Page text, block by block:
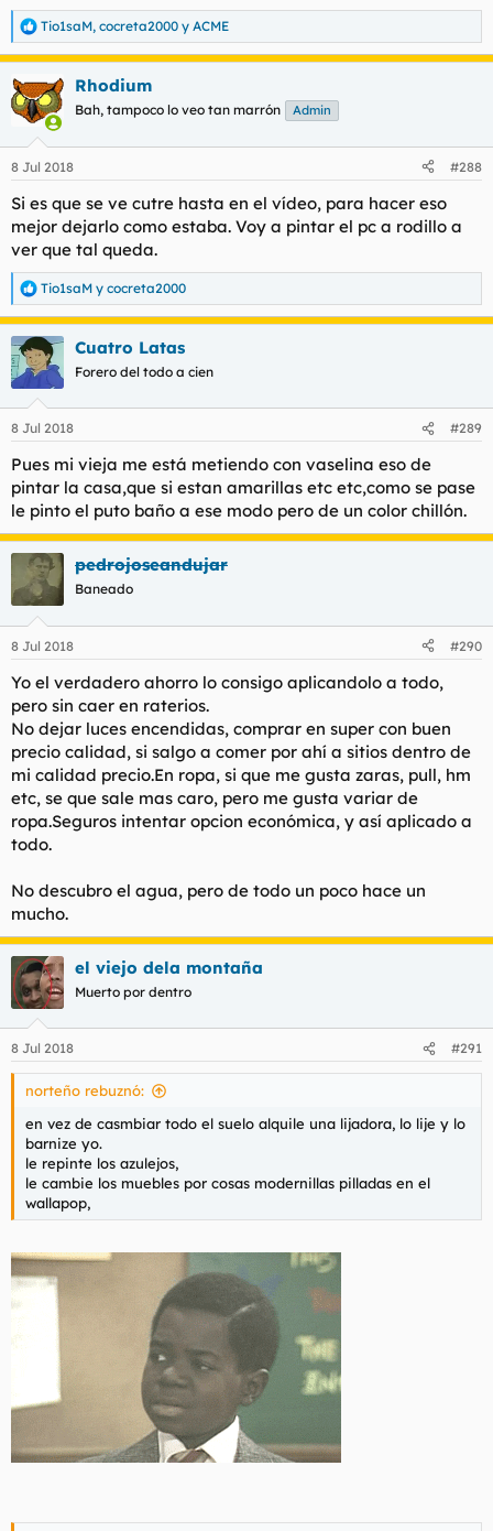
R
e
a
c
c
i
e
:
Tio1saM, cocreta2000 y ACME
Rhodium
Bah, tampoco lo veo tan marrón Admin
8 Jul 2018 #288
Si es que se ve cutre hasta en el vídeo, para hacer eso
mejor dejarlo como estaba. Voy a pintar el pc a rodillo a
ver que tal queda.
R
e
a
c
c
i
e
:
Tio1saM y cocreta2000
Cuatro Latas
Forero del todo a cien
8 Jul 2018 #289
Pues mi vieja me está metiendo con vaselina eso de
pintar la casa,que si estan amarillas etc etc,como se pase
le pinto el puto baño a ese modo pero de un color chillón.
pedrojoseandujar
Baneado
8 Jul 2018 #290
Yo el verdadero ahorro lo consigo aplicandolo a todo,
pero sin caer en raterios.
No dejar luces encendidas, comprar en super con buen
precio calidad, si salgo a comer por ahí a sitios dentro de
mi calidad precio.En ropa, si que me gusta zaras, pull, hm
etc, se que sale mas caro, pero me gusta variar de
ropa.Seguros intentar opcion económica, y así aplicado a
todo.
No descubro el agua, pero de todo un poco hace un
mucho.
el viejo dela montaña
Muerto por dentro
8 Jul 2018 #291
norteño rebuznó:
en vez de casmbiar todo el suelo alquile una lijadora, lo lije y lo
barnize yo.
le repinte los azulejos,
le cambie los muebles por cosas modernillas pilladas en el
wallapop,